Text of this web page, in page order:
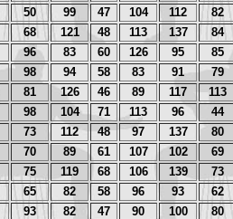
50 99 47 104 112 82
68 121 48 113 137 84
96 83 60 126 95 85
98 94 58 83 91 79
81 126 46 89 117 113
98 104 71 113 96 44
73 112 48 97 137 80
70 89 61 107 102 69
75 119 68 106 139 73
65 82 58 96 93 62
93 82 47 90 100 80